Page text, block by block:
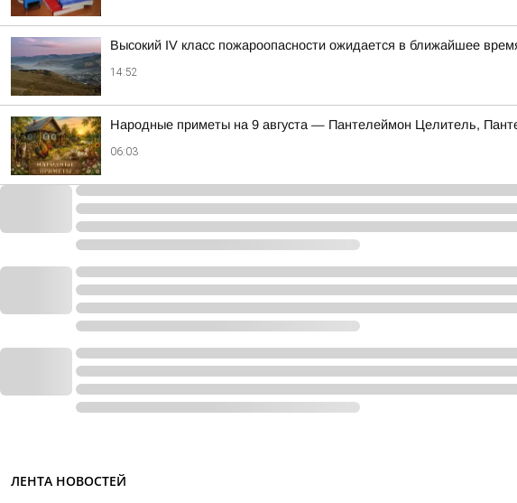
Высокий IV класс пожароопасности ожидается в ближайшее
14:52
Hapoдныe пpимeты нa 9 aвгуcтa — Пaнтeлeймoн Цeлитeль,
06:03
ЛЕНТА НОВОСТЕЙ